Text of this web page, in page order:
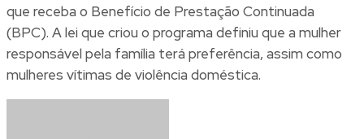
que receba o Benefício de Prestação Continuada
(BPC). A lei que criou o programa definiu que a mulher
responsável pela família terá preferência, assim como
mulheres vítimas de violência doméstica.